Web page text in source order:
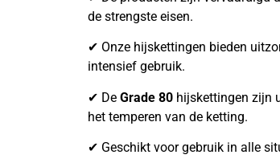
de strengste eisen.
✔ Onze hijskettingen bieden
intensief gebruik.
✔ De Grade 80 hijskettingen zijn
het temperen van de ketting.
✔ Geschikt voor gebruik in alle